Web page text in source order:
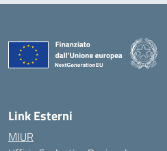
Link Esterni
MIUR